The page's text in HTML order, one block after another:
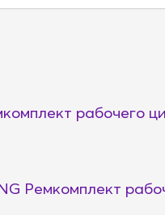
рабочего
Ремкомплект